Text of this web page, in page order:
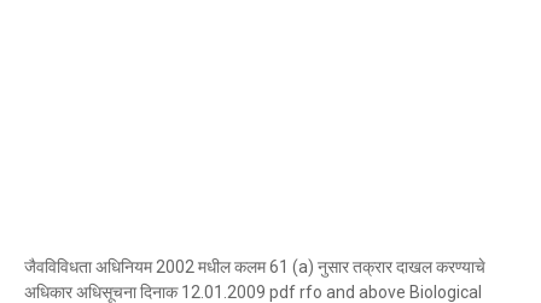
जैवविविधता अधिनियम 2002 मधील कलम 61 (a) नुसार तक्रार दाखल करण्याचे
अधिकार अधिसूचना दिनाक 12.01.2009 pdf rfo and above Biological